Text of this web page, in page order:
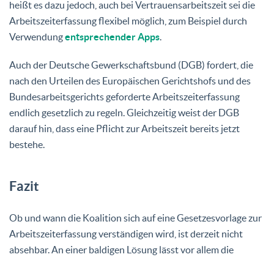
heißt es dazu jedoch, auch bei Vertrauensarbeitszeit sei die
Arbeitszeiterfassung flexibel möglich, zum Beispiel durch
Verwendungentsprechender Apps.
Auch der Deutsche Gewerkschaftsbund (DGB) fordert, die
nach den Urteilen des Europäischen Gerichtshofs und des
Bundesarbeitsgerichts geforderte Arbeitszeiterfassung
endlich gesetzlich zu regeln. Gleichzeitig weist der DGB
darauf hin, dass eine Pflicht zur Arbeitszeit bereits jetzt
bestehe.
Fazit
Ob und wann die Koalition sich auf eine Gesetzesvorlage zur
Arbeitszeiterfassung verständigen wird, ist derzeit nicht
absehbar. An einer baldigen Lösung lässt vor allem die